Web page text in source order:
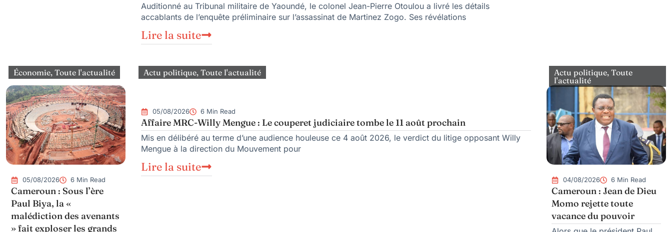
Auditionné au Tribunal militaire de Yaoundé, le colonel Jean-Pierre Otoulou a livré les détails
accablants de l’enquête préliminaire sur l’assassinat de Martinez Zogo. Ses révélations
Lire la suite
Économie, Toute l'actualité
05/08/2026 6 Min Read
Cameroun : Sous l’ère
Paul Biya, la «
malédiction des avenants
» fait exploser les grands
Actu politique, Toute l'actualité
05/08/2026 6 Min Read
Affaire MRC-Willy Mengue : Le couperet judiciaire tombe le 11 août prochain
Mis en délibéré au terme d’une audience houleuse ce 4 août 2026, le verdict du litige opposant Willy
Mengue à la direction du Mouvement pour
Lire la suite
Actu politique, Toute
l'actualité
04/08/2026 6 Min Read
Cameroun : Jean de Dieu
Momo rejette toute
vacance du pouvoir